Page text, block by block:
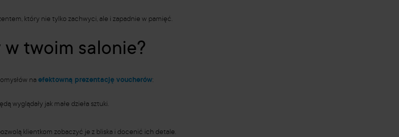
który nie tylko zachwyci, ale i zapadnie w pamięć.
twoim salonie?
na efektowną prezentację voucherów:
wyglądały jak małe dzieła sztuki.
klientkom zobaczyć je z bliska i docenić ich detale.